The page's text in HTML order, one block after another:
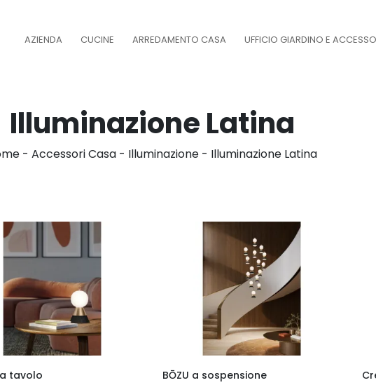
AZIENDA CUCINE ARREDAMENTO CASA UFFICIO GIARDINO E
Illuminazione Latina
- Accessori Casa - Illuminazione - Illuminazione Latina
tavolo
BŌZU a sospensione